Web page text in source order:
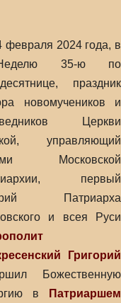
февраля 2024 года, в
35-ю по
праздник
новомучеников и
Церкви
управляющий
Московской
первый
Патриарха
и всея Руси
Григорий
Божественную
в
Патриаршем